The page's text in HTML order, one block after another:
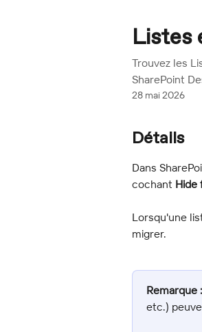
Listes
Trouvez les
SharePoint
28 mai 2026
Détails
Dans
cochant Hide
Lorsqu'une
migrer.
Remarque :
etc.)